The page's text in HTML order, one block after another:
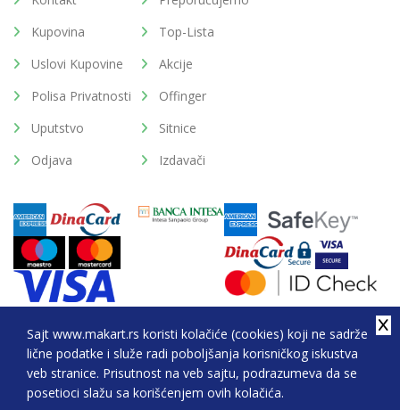
Sajt www.makart.rs koristi kolačiće (cookies) koji ne sadrže
lične podatke i služe radi poboljšanja korisničkog iskustva
veb stranice. Prisutnost na veb sajtu, podrazumeva da se
posetioci slažu sa korišćenjem ovih kolačića.
Kupovina
Uslovi Kupovine
Polisa Privatnosti
Uputstvo
Odjava
Top-Lista
Akcije
Offinger
Sitnice
Izdavači
2026. All Rights Reserved © Makart.rs - MAKART DOO
BEOGRAD (NOVI BEOGRAD), PIB: 105184104, MB:
20337524